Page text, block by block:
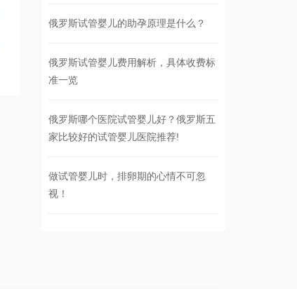
俄罗斯试管婴儿的助孕原理是什么？
俄罗斯试管婴儿费用解析，具体收费标
准一览
俄罗斯哪个医院试管婴儿好？俄罗斯五
家比较好的试管婴儿医院推荐!
做试管婴儿时，排卵期的心情不可忽
视！